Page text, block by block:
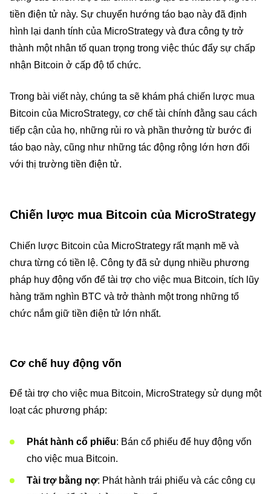
tiền điện tử này. Sự chuyển hướng táo bạo này đã định
hình lại danh tính của MicroStrategy và đưa công ty trở
thành một nhân tố quan trọng trong việc thúc đẩy sự chấp
nhận Bitcoin ở cấp độ tổ chức.
Trong bài viết này, chúng ta sẽ khám phá chiến lược mua
Bitcoin của MicroStrategy, cơ chế tài chính đằng sau cách
tiếp cận của họ, những rủi ro và phần thưởng từ bước đi
táo bạo này, cũng như những tác động rộng lớn hơn đối
với thị trường tiền điện tử.
Chiến lược mua Bitcoin của MicroStrategy
Chiến lược Bitcoin của MicroStrategy rất mạnh mẽ và
chưa từng có tiền lệ. Công ty đã sử dụng nhiều phương
pháp huy động vốn để tài trợ cho việc mua Bitcoin, tích lũy
hàng trăm nghìn BTC và trở thành một trong những tổ
chức nắm giữ tiền điện tử lớn nhất.
Cơ chế huy động vốn
Để tài trợ cho việc mua Bitcoin, MicroStrategy sử dụng một
loạt các phương pháp:
Phát hành cổ phiếu: Bán cổ phiếu để huy động vốn
cho việc mua Bitcoin.
Tài trợ bằng nợ: Phát hành trái phiếu và các công cụ